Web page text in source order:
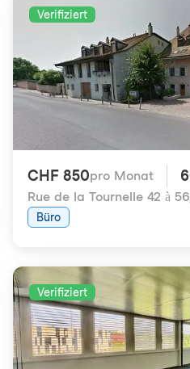
Verifiziert
CHF 850pro Monat
Rue de la Tournelle 42 à 56
Büro
Verifiziert